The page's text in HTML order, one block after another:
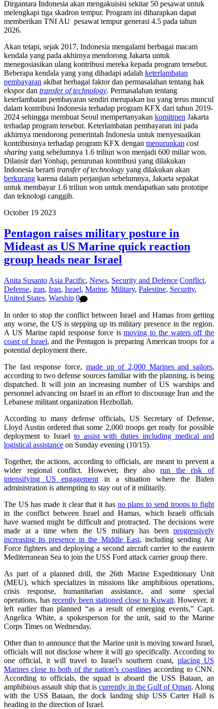
Dirgantara Indonesia akan mengakuisisi sekitar 50 pesawat untuk
melengkapi tiga skadron tempur. Program ini diharapkan dapat
memberikan TNI AU pesawat tempur generasi 4.5 pada tahun
2026.
Akan tetapi, sejak 2017, Indonesia mengalami berbagai macam
kendala yang pada akhirnya mendorong Jakarta untuk
menegosiasikan ulang kontribusi mereka kepada program tersebut.
Beberapa kendala yang yang dihadapi adalah keterlambatan
pembayaran akibat berbagai faktor dan permasalahan tentang hak
ekspor dan transfer of technology. Permasalahan tentang
keterlambatan pembayaran sendiri merupakan isu yang terus muncul
dalam kontribusi Indonesia terhadap program KFX dari tahun 2019-
2024 sehingga membuat Seoul mempertanyakan komitmen Jakarta
terhadap program tersebut. Keterlambatan pembayaran ini pada
akhirnya mendorong pemerintah Indonesia untuk menyesuaikan
kontribusinya terhadap program KFX dengan menurunkan cost
sharing yang sebelumnya 1.6 triliun won menjadi 600 miliar won.
Dilansir dari Yonhap, penurunan kontribusi yang dilakukan
Indonesia berarti transfer of technology yang dilakukan akan
berkurang karena dalam perjanjian sebelumnya, Jakarta sepakat
untuk membayar 1.6 triliun won untuk mendapatkan satu prototipe
dan teknologi canggih.
October 19 2023
Pentagon raises military posture in
Mideast as US Marine quick reaction
group heads near Israel
Anita Susanto Asia Pacific, News, Security and Defence Conflict,
Defense, iran, Iraq, Israel, Marine, Military, Palestine, Security,
United States, Warship 0
In order to stop the conflict between Israel and Hamas from getting
any worse, the US is stepping up its military presence in the region.
A US Marine rapid response force ismoving to the waters off the
coast of Israel, and the Pentagon is preparing American troops for a
potential deployment there.
The fast response force, made up of 2,000 Marines and sailors,
according to two defense sources familiar with the planning, is being
dispatched. It will join an increasing number of US warships and
personnel advancing on Israel in an effort to discourage Iran and the
Lebanese militant organization Hezbollah.
According to many defense officials, US Secretary of Defense,
Lloyd Austin ordered that some 2,000 troops get ready for possible
deployment to Israel to assist with duties including medical and
logistical assistance on Sunday evening (10/15).
Together, the actions, according to officials, are meant to prevent a
wider regional conflict. However, they alsorun the risk of
intensifying US engagement in a situation where the Biden
administration is attempting to stay out of it militarily.
The US has made it clear that it has no plans to send troops to fight
in the conflict between Israel and Hamas, which Israeli officials
have warned might be difficult and protracted. The decisions were
made at a time when the US military has been progressively
increasing its presence in the Middle East, including sending Air
Force fighters and deploying a second aircraft carrier to the eastern
Mediterranean Sea to join the USS Ford attack carrier group there.
As part of a planned drill, the 26th Marine Expeditionary Unit
(MEU), which specializes in missions like amphibious operations,
crisis response, humanitarian assistance, and some special
operations, hasrecently been stationed close to Kuwait. However, it
left earlier than planned “as a result of emerging events,” Capt.
Angelica White, a spokesperson for the unit, said to the Marine
Corps Times on Wednesday.
Other than to announce that the Marine unit is moving toward Israel,
officials will not disclose where it will go specifically. According to
one official, it will travel to Israel’s southern coast, placing US
Marines close to both of the nation’s coastlinesaccording to CNN.
According to officials, the squad is aboard the USS Bataan, an
amphibious assault ship that iscurrently in the Gulf of Oman. Along
with the USS Bataan, the dock landing ship USS Carter Hall is
heading in the direction of Israel.